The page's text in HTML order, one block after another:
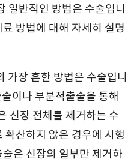
일반적인 방법은 수술입니
방법에 대해 자세히 설명
가장 흔한 방법은 수술입니
이나 부분적출술을 통해
신장 전체를 제거하는 수
확산하지 않은 경우에 시행
은 신장의 일부만 제거하